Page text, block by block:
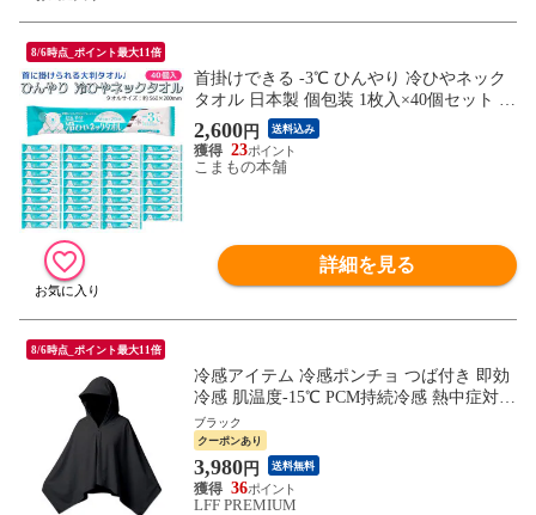
8/6時点_ポイント最大11倍
首掛けできる -3℃ ひんやり 冷ひやネック
タオル 日本製 個包装 1枚入×40個セット メ
ントール配合 無香料 冷感タオル
2,600円 送料込み
23
こまもの本舗
詳細を見る
8/6時点_ポイント最大11倍
冷感アイテム 冷感ポンチョ つば付き 即効
冷感 肌温度-15℃ PCM持続冷感 熱中症対策
暑さ対策 暑さ対策グッズ 冷感グッズ 冷感
冷却 UVカット 紫外線対策 クーリング ひ
んやりグッズ FRESH SWITCH フレッシュ
スイッチ
ブラック
クーポンあり
3,980円 送料無料
36
LFF PREMIUM